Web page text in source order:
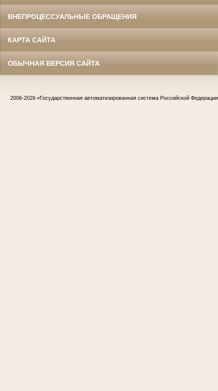
ВНЕПРОЦЕССУАЛЬНЫЕ ОБРАЩЕНИЯ
КАРТА САЙТА
ОБЫЧНАЯ ВЕРСИЯ САЙТА
2006-2026 «Государственная автоматизированная система Российской